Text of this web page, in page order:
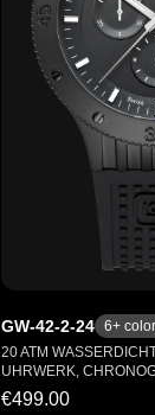
GW-42-2-24 6+
20 ATM
UHRWERK,
€499.00